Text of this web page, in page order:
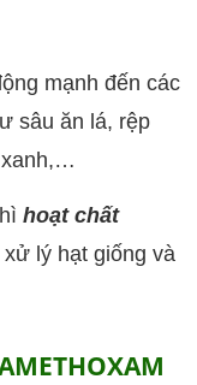
mạnh đến các
sâu ăn lá, rệp
xanh,…
hoạt chất
lý hạt giống và